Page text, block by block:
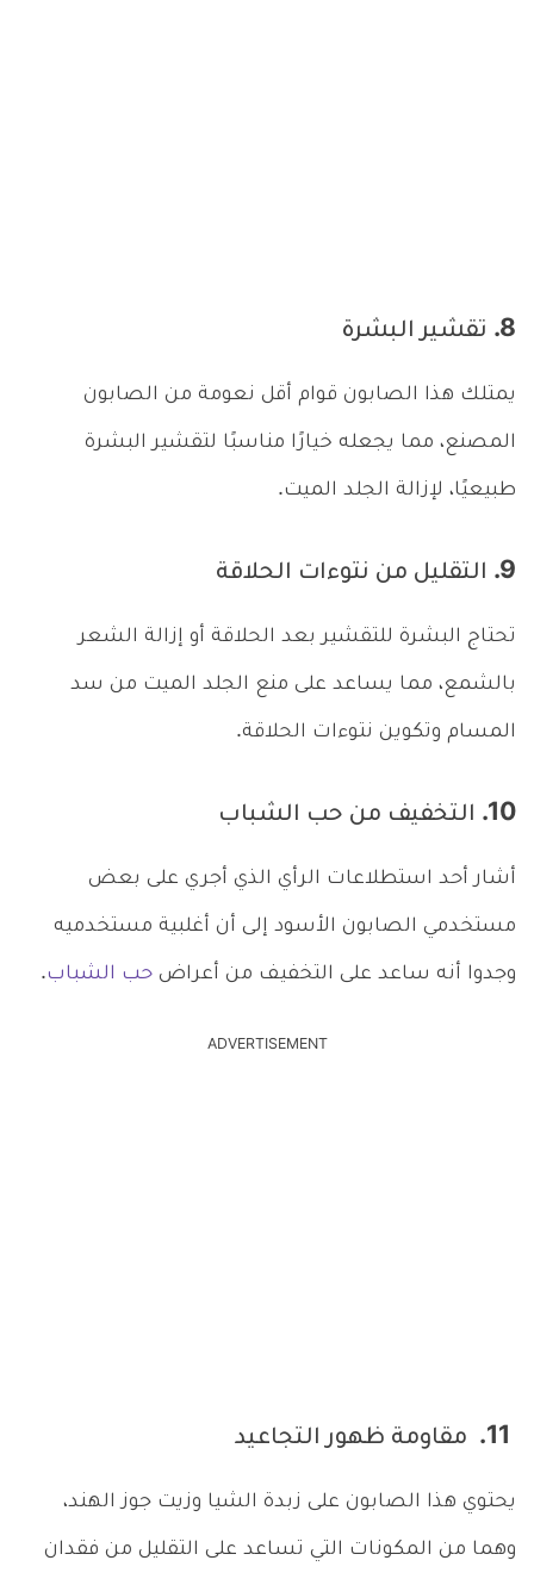
8. تقشير البشرة
يمتلك هذا الصابون قوام أقل نعومة من الصابون
المصنع، مما يجعله خيارًا مناسبًا لتقشير البشرة
طبيعيًا، لإزالة الجلد الميت.
9. التقليل من نتوءات الحلاقة
تحتاج البشرة للتقشير بعد الحلاقة أو إزالة الشعر
بالشمع، مما يساعد على منع الجلد الميت من سد
المسام وتكوين نتوءات الحلاقة.
10. التخفيف من حب الشباب
أشار أحد استطلاعات الرأي الذي أجري على بعض
مستخدمي الصابون الأسود إلى أن أغلبية مستخدميه
وجدوا أنه ساعد على التخفيف من أعراض حب الشباب.
ADVERTISEMENT
يحتوي هذا الصابون على زبدة الشيا وزيت جوز الهند،
وهما من المكونات التي تساعد على التقليل من فقدان